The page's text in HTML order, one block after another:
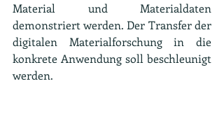
Material und Materialdaten
demonstriert werden. Der Transfer der
digitalen Materialforschung in die
konkrete Anwendung soll beschleunigt
werden.